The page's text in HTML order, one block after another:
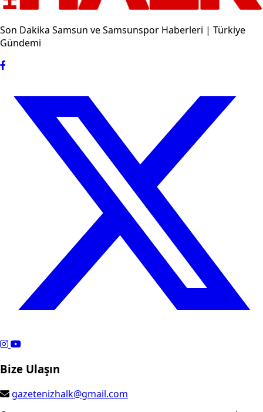
Son Dakika Samsun ve Samsunspor Haberleri | Türkiye
Gündemi
Bize Ulaşın
gazetenizhalk@gmail.com